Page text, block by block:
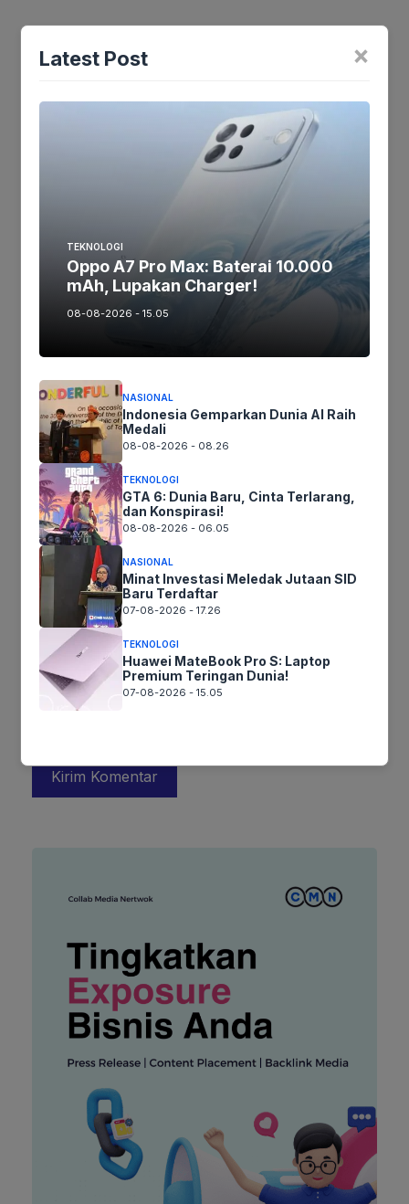
Jika keberatan atau harus diedit baik
Ikuti kami :
Komentar
Nama
Surel
Situs
web
Simpan nama, email, dan situs web saya pada peramban ini
×
Latest Post
TEKNOLOGI
Oppo A7 Pro Max: Baterai 10.000
mAh, Lupakan Charger!
08-08-2026 - 15.05
NASIONAL
Indonesia Gemparkan Dunia AI Raih
Medali
08-08-2026 - 08.26
TEKNOLOGI
GTA 6: Dunia Baru, Cinta Terlarang,
dan Konspirasi!
08-08-2026 - 06.05
NASIONAL
Minat Investasi Meledak Jutaan SID
Baru Terdaftar
07-08-2026 - 17.26
TEKNOLOGI
Huawei MateBook Pro S: Laptop
Premium Teringan Dunia!
07-08-2026 - 15.05